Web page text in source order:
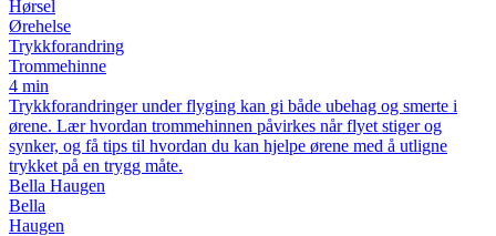
Hørsel
Ørehelse
Trykkforandring
Trommehinne
4 min
Trykkforandringer under flyging kan gi både ubehag og smerte i
ørene. Lær hvordan trommehinnen påvirkes når flyet stiger og
synker, og få tips til hvordan du kan hjelpe ørene med å utligne
trykket på en trygg måte.
Bella Haugen
Bella
Haugen